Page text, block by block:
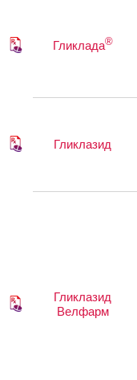
Гликлада®
Гликлазид
Гликлазид
Велфарм